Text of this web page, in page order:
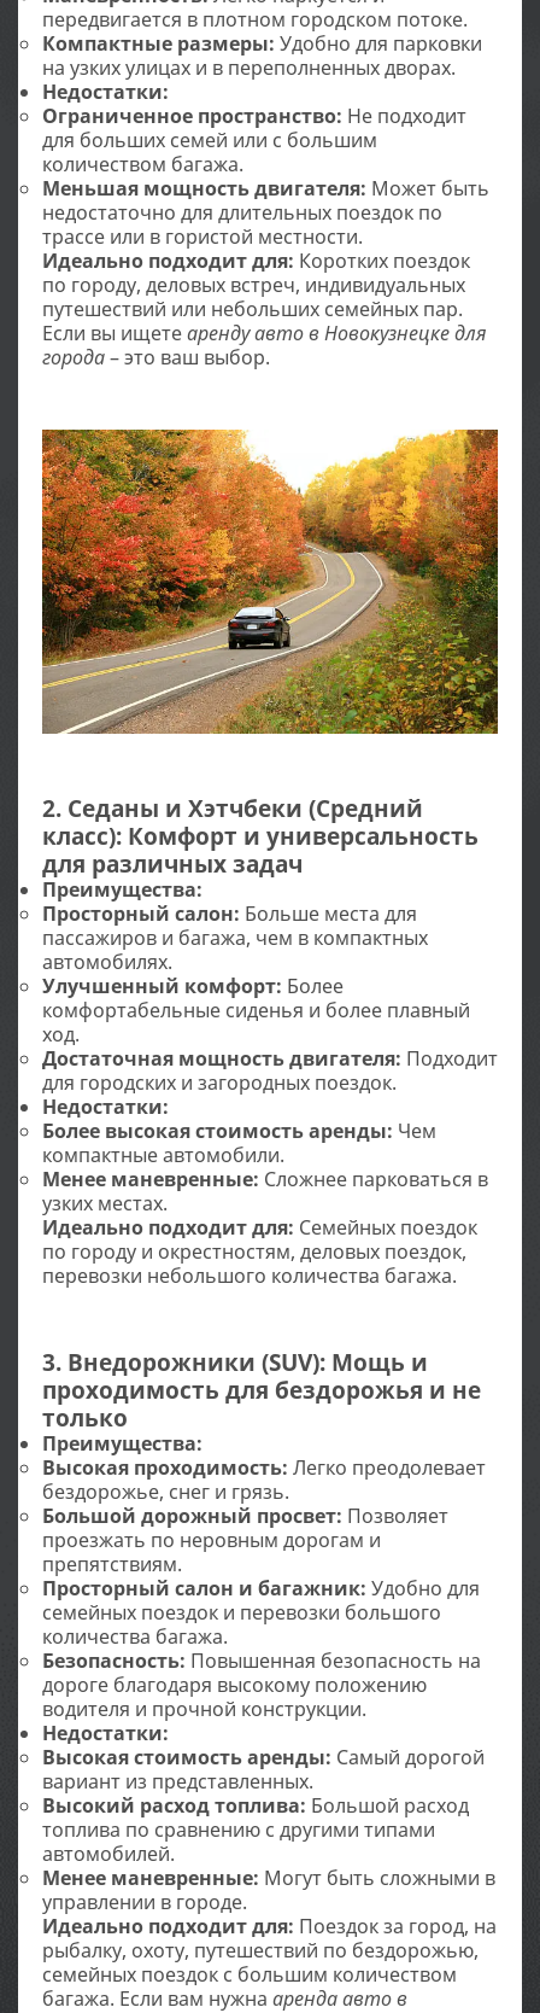
передвигается в плотном городском потоке.
Компактные размеры: Удобно для парковки
на узких улицах и в переполненных дворах.
Недостатки:
Ограниченное пространство: Не подходит
для больших семей или с большим
количеством багажа.
Меньшая мощность двигателя: Может быть
недостаточно для длительных поездок по
трассе или в гористой местности.
Идеально подходит для: Коротких поездок
по городу, деловых встреч, индивидуальных
путешествий или небольших семейных пар.
Если вы ищетеаренду авто в Новокузнецке для
города– это ваш выбор.
2. Седаны и Хэтчбеки (Средний
класс): Комфорт и универсальность
для различных задач
Преимущества:
Просторный салон: Больше места для
пассажиров и багажа, чем в компактных
автомобилях.
Улучшенный комфорт: Более
комфортабельные сиденья и более плавный
ход.
Достаточная мощность двигателя: Подходит
для городских и загородных поездок.
Недостатки:
Более высокая стоимость аренды: Чем
компактные автомобили.
Менее маневренные: Сложнее парковаться в
узких местах.
Идеально подходит для: Семейных поездок
по городу и окрестностям, деловых поездок,
перевозки небольшого количества багажа.
3. Внедорожники (SUV): Мощь и
проходимость для бездорожья и не
только
Преимущества:
Высокая проходимость: Легко преодолевает
бездорожье, снег и грязь.
Большой дорожный просвет: Позволяет
проезжать по неровным дорогам и
препятствиям.
Просторный салон и багажник: Удобно для
семейных поездок и перевозки большого
количества багажа.
Безопасность: Повышенная безопасность на
дороге благодаря высокому положению
водителя и прочной конструкции.
Недостатки:
Высокая стоимость аренды: Самый дорогой
вариант из представленных.
Высокий расход топлива: Большой расход
топлива по сравнению с другими типами
автомобилей.
Менее маневренные: Могут быть сложными в
управлении в городе.
Идеально подходит для: Поездок за город, на
рыбалку, охоту, путешествий по бездорожью,
семейных поездок с большим количеством
багажа. Если вам нужна аренда авто в